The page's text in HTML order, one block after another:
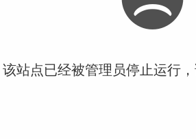
站点已经被管理员停止运行